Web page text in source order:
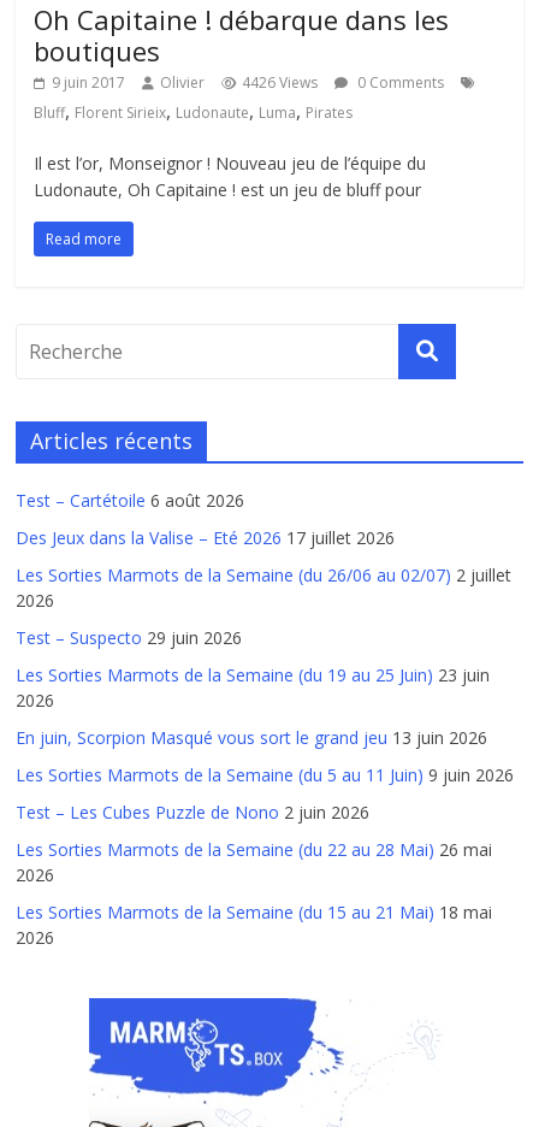
Oh Capitaine ! débarque dans les
boutiques
9 juin 2017 Olivier 4426 Views
0 Comments
Bluff, Florent Sirieix, Ludonaute, Luma, Pirates
Il est l’or, Monseignor ! Nouveau jeu de l’équipe du
Ludonaute, Oh Capitaine ! est un jeu de bluff pour
Read more
Articles récents
Test – Cartétoile 6 août 2026
Des Jeux dans la Valise – Eté 2026 17 juillet 2026
Les Sorties Marmots de la Semaine (du 26/06 au 02/07) 2 juillet
2026
Test – Suspecto 29 juin 2026
Les Sorties Marmots de la Semaine (du 19 au 25 Juin) 23 juin
2026
En juin, Scorpion Masqué vous sort le grand jeu 13 juin 2026
Les Sorties Marmots de la Semaine (du 5 au 11 Juin) 9 juin 2026
Test – Les Cubes Puzzle de Nono 2 juin 2026
Les Sorties Marmots de la Semaine (du 22 au 28 Mai) 26 mai
2026
Les Sorties Marmots de la Semaine (du 15 au 21 Mai) 18 mai
2026